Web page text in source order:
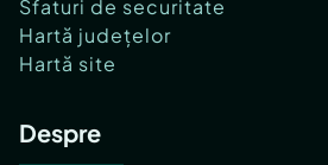
Sfaturi de securitate
Hartă județelor
Hartă site
Despre